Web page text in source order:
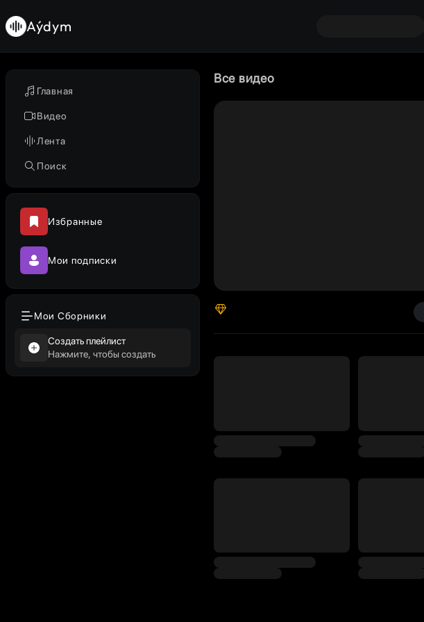
Главная
Видео
Лента
Поиск
Избранные
Мои подписки
Мои Сборники
Создать плейлист
Нажмите, чтобы создать
Aýdym
Все видео